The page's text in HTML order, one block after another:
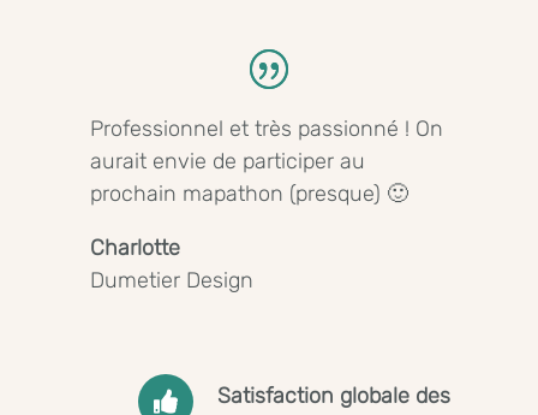
Professionnel et très passionné ! On
aurait envie de participer au
prochain mapathon (presque) 🙂
Charlotte
Dumetier Design

Satisfaction globale des